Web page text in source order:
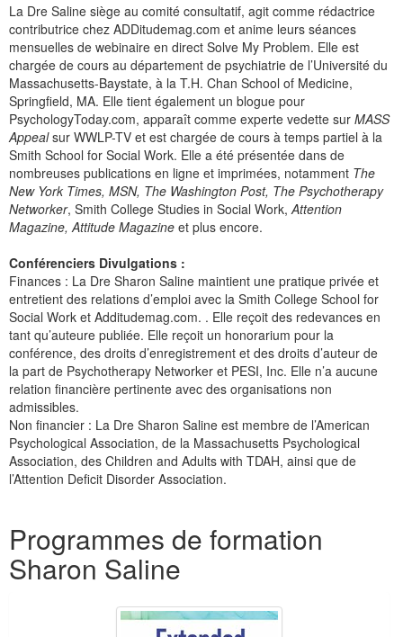
La Dre Saline siège au comité consultatif, agit comme rédactrice
contributrice chez ADDitudemag.com et anime leurs séances
mensuelles de webinaire en direct Solve My Problem. Elle est
chargée de cours au département de psychiatrie de l’Université du
Massachusetts-Baystate, à la T.H. Chan School of Medicine,
Springfield, MA. Elle tient également un blogue pour
PsychologyToday.com, apparaît comme experte vedette sur MASS
Appealsur WWLP-TV et est chargée de cours à temps partiel à la
Smith School for Social Work. Elle a été présentée dans de
nombreuses publications en ligne et imprimées, notamment The
New York Times, MSN, The Washington Post, The Psychotherapy
Networker, Smith College Studies in Social Work, Attention
Magazine, Attitude Magazine et plus encore.
Conférenciers Divulgations :
Finances : La Dre Sharon Saline maintient une pratique privée et
entretient des relations d’emploi avec la Smith College School for
Social Work et Additudemag.com. . Elle reçoit des redevances en
tant qu’auteure publiée. Elle reçoit un honorarium pour la
conférence, des droits d’enregistrement et des droits d’auteur de
la part de Psychotherapy Networker et PESI, Inc. Elle n’a aucune
relation financière pertinente avec des organisations non
admissibles.
Non financier : La Dre Sharon Saline est membre de l’American
Psychological Association, de la Massachusetts Psychological
Association, des Children and Adults with TDAH, ainsi que de
l’Attention Deficit Disorder Association.
Programmes de formation
Sharon Saline